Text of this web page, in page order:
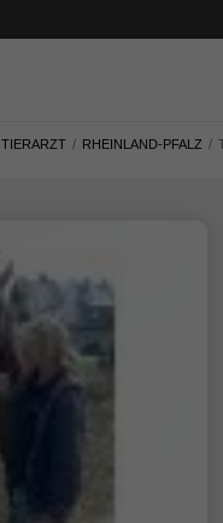
TIERARZT RHEINLAND-PFALZ